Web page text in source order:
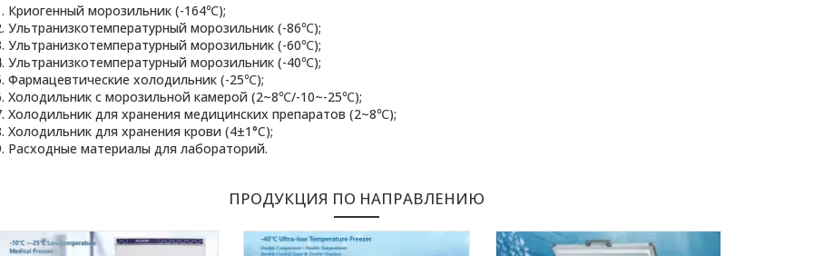
Криогенный морозильник (-164℃);
Ультранизкотемпературный морозильник (-86℃);
Ультранизкотемпературный морозильник (-60℃);
Ультранизкотемпературный морозильник (-40℃);
Фармацевтические холодильник (-25℃);
Холодильник с морозильной камерой (2~8℃/-10~-25℃);
Холодильник для хранения медицинских препаратов (2~8℃);
Холодильник для хранения крови (4±1°C);
Расходные материалы для лабораторий.
ПРОДУКЦИЯ ПО НАПРАВЛЕНИЮ